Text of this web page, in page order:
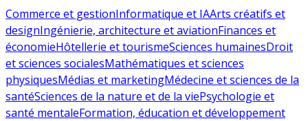
Commerce et gestionInformatique et IAArts créatifs et
designIngénierie, architecture et aviationFinances et
économieHôtellerie et tourismeSciences humainesDroit
et sciences socialesMathématiques et sciences
physiquesMédias et marketingMédecine et sciences de la
santéSciences de la nature et de la viePsychologie et
santé mentaleFormation, éducation et développement